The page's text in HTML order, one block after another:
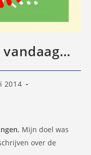
vandaag…
2014
Mijn doel was
over de